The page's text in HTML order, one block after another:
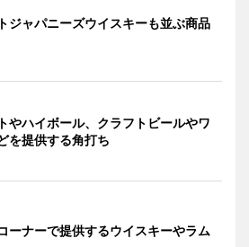
ジャパニーズウイスキーも並ぶ商品
やハイボール、クラフトビールやワ
を提供する角打ち
ーナーで提供するウイスキーやラム